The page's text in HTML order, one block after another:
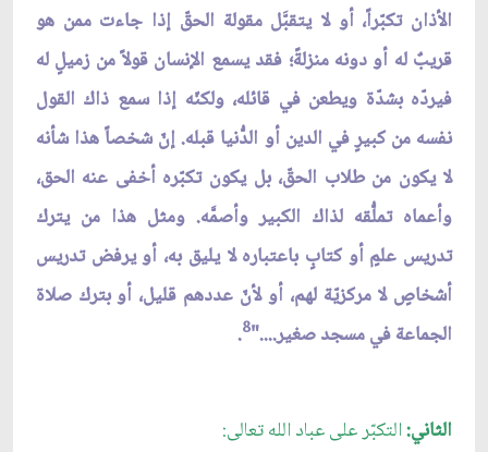
الأذان تكبّراً، أو لا يتقبَّل مقولة الحقّ إذا جاءت ممن هو
قريبٌ له أو دونه منزلةً؛ فقد يسمع الإنسان قولاً من زميلٍ له
فيردّه بشدّة ويطعن في قائله، ولكنّه إذا سمع ذاك القول
نفسه من كبيرٍ في الدين أو الدُّنيا قبله. إنّ شخصاً هذا شأنه
لا يكون من طلاب الحقّ، بل يكون تكبّره أخفى عنه الحق،
وأعماه تملُّقه لذاك الكبير وأصمَّه. ومثل هذا من يترك
تدريس علمٍ أو كتابٍ باعتباره لا يليق به، أو يرفض تدريس
أشخاصٍ لا مركزيّة لهم، أو لأنّ عددهم قليل، أو بترك صلاة
الجماعة في مسجد صغير...."8
.
الثاني:التكبّر على عباد الله تعالى: